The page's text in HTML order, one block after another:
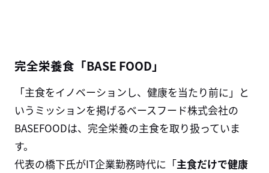
完全栄養食「BASE FOOD」
「主食をイノベーションし、健康を当たり前に」と
いうミッションを掲げるベースフード株式会社の
BASEFOODは、完全栄養の主食を取り扱っていま
す。
代表の橋下氏がIT企業勤務時代に「主食だけで健康